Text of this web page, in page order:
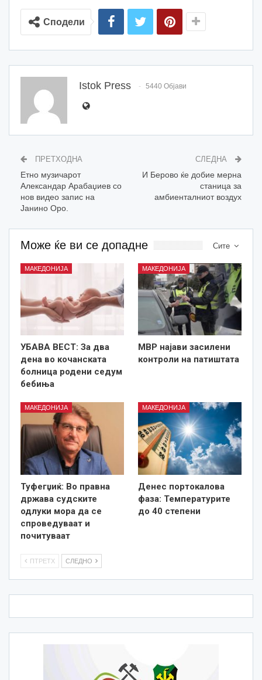
Сподели
Istok Press 5440 Објави
ПРЕТХОДНА
Етно музичарот
Александар Арабаџиев со
нов видео запис на
Јанино Оро.
СЛЕДНА
И Берово ќе добие мерна
станица за
амбиенталниот воздух
Сите
Може ќе ви се допадне
МАКЕДОНИЈА
УБАВА ВЕСТ: За два
дена во кочанската
болница родени седум
бебиња
МАКЕДОНИЈА
МВР најави засилени
контроли на патиштата
МАКЕДОНИЈА
Туфегџиќ: Во правна
држава судските
одлуки мора да се
спроведуваат и
почитуваат
МАКЕДОНИЈА
Денес портокалова
фаза: Температурите
до 40 степени
ПТРЕТХ СЛЕДНО